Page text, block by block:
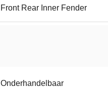
Front Rear Inner Fender
Onderhandelbaar